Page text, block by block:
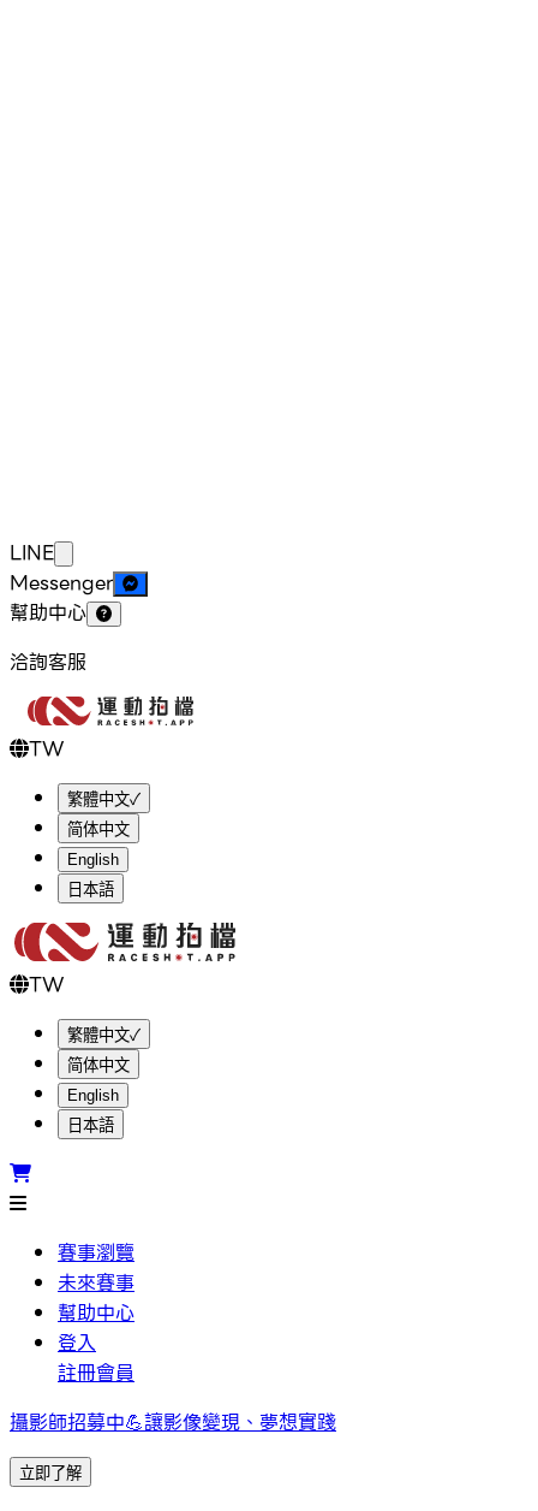
LINE
Messenger
幫助中心
洽詢客服
TW
繁體中文✓
简体中文
English
日本語
TW
繁體中文✓
简体中文
English
日本語
賽事瀏覽
未來賽事
幫助中心
登入
註冊會員
攝影師招募中💪讓影像變現、夢想實踐
立即了解